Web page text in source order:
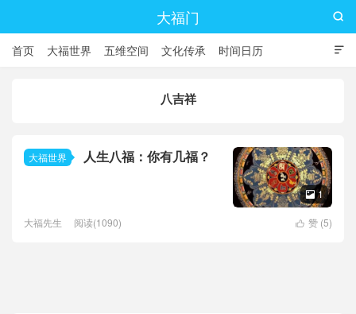
大福门

首页 大福世界 五维空间 文化传承 时间日历

八吉祥
大福世界 人生八福：你有几福？
 1
 赞 (5)
大福先生 阅读(1090)